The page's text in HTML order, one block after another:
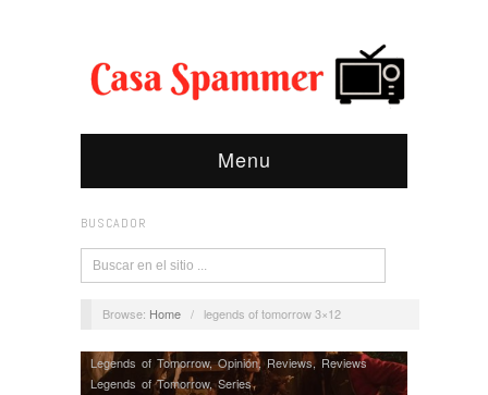
Menu
BUSCADOR
Browse: Home / legends of tomorrow 3×12
Legends of Tomorrow,Opinión,Reviews, Reviews
Legends of Tomorrow,Series